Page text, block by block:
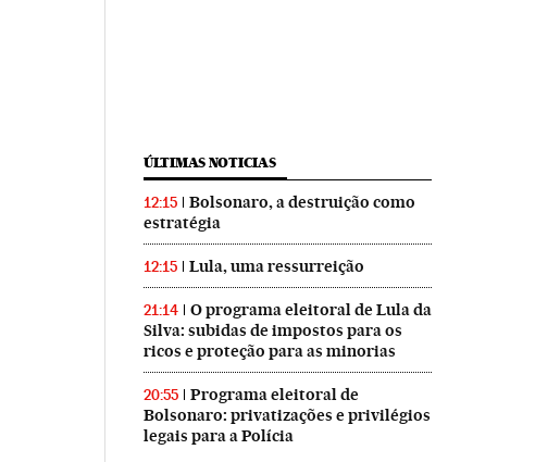
ÚLTIMAS NOTICIAS
12:15
Bolsonaro, a destruição como
estratégia
12:15 Lula, uma ressurreição
21:14
O programa eleitoral de Lula da
Silva: subidas de impostos para os
ricos e proteção para as minorias
20:55
Programa eleitoral de
Bolsonaro: privatizações e privilégios
legais para a Polícia